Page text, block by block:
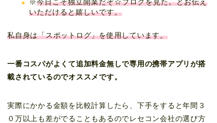
※今日こそ独立開業だぞ☆ブログを見た。とお伝え
いただけると嬉しいです。
私自身は「スポットログ」を使用しています。
一番コスパがよくて追加料金無しで専用の携帯アプリが搭
載されているのでオススメです。
実際にかかる金額を比較計算したら、下手をすると年間３
０万以上も差がでることもあるのでレセコン会社の選び方